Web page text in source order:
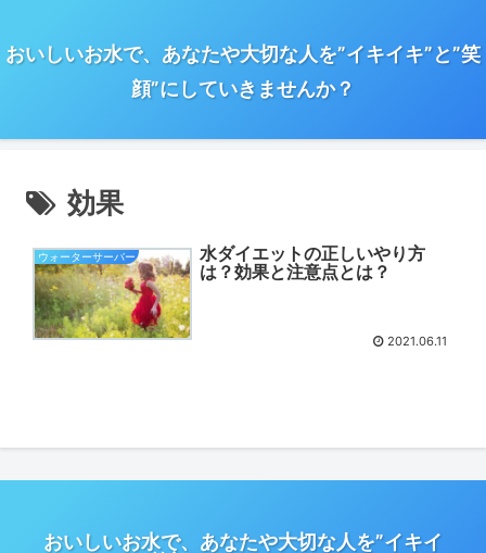
おいしいお水で、あなたや大切な人を”イキイキ”と”笑
顔”にしていきませんか？
効果
ウォーターサーバー
水ダイエットの正しいやり方
は？効果と注意点とは？
2021.06.11
おいしいお水で、あなたや大切な人を”イキイ